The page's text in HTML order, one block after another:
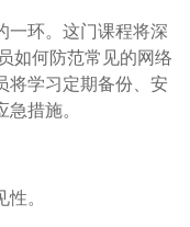
环。这门课程将深
如何防范常见的网络
将学习定期备份、安
措施。
。